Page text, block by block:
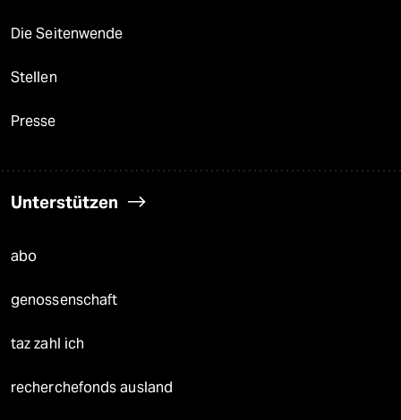
Die Seitenwende
Stellen
Presse
Unterstützen
abo
genossenschaft
taz zahl ich
recherchefonds ausland